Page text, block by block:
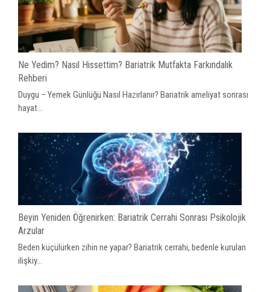
Ne Yedim? Nasıl Hissettim? Bariatrik Mutfakta Farkındalık
Rehberi
Duygu – Yemek Günlüğü Nasıl Hazırlanır? Bariatrik ameliyat sonrası
hayat...
Beyin Yeniden Öğrenirken: Bariatrik Cerrahi Sonrası Psikolojik
Arzular
Beden küçülürken zihin ne yapar? Bariatrik cerrahi, bedenle kurulan
ilişkiy...